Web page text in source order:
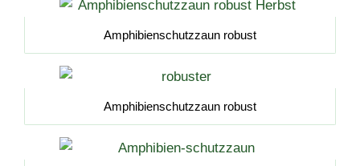
Amphibienschutzzaun robust
Amphibienschutzzaun robust